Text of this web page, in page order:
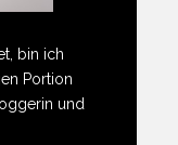
bin ich
Portion
und